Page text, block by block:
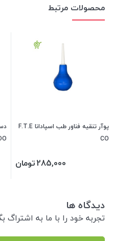
محصولات مرتبط
پوآر تنقیه فناور طب اسپادانا F.T.E
CO
285,000تومان
دیدگاه ها
تجربه خود را با ما به اشتراگ